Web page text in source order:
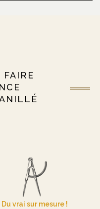
FAIRE
Du vrai sur mesure !